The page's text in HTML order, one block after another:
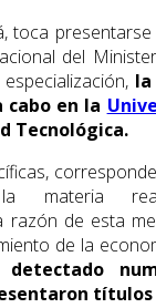
toca
del
en la
Tecnológica.
materia
razón de esta
de la